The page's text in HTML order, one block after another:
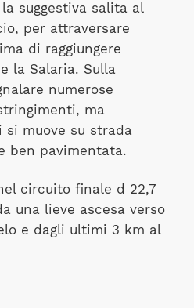
suggestiva salita al
per attraversare
di raggiungere
la Salaria. Sulla
numerose
ma
si muove su strada
ben pavimentata.
circuito finale d 22,7
una lieve ascesa verso
e dagli ultimi 3 km al